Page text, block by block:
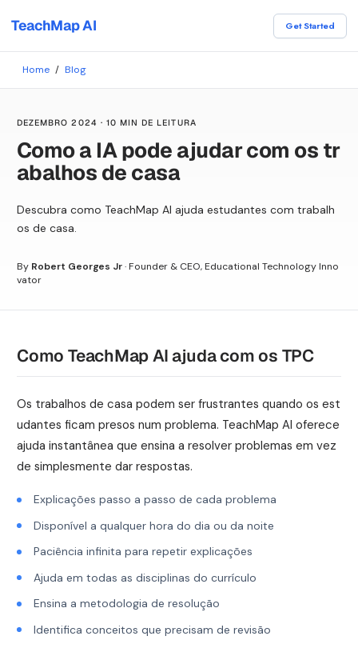
TeachMap AI Get Started
Home / Blog
DEZEMBRO 2024 · 10 MIN DE LEITURA
Como a IA pode ajudar com os tr
abalhos de casa
Descubra como TeachMap AI ajuda estudantes com trabalh
os de casa.
By Robert Georges Jr·Founder & CEO, Educational Technology Inno
vator
Como TeachMap AI ajuda com os TPC
Os trabalhos de casa podem ser frustrantes quando os est
udantes ficam presos num problema. TeachMap AI oferece
ajuda instantânea que ensina a resolver problemas em vez
de simplesmente dar respostas.
Explicações passo a passo de cada problema
Disponível a qualquer hora do dia ou da noite
Paciência infinita para repetir explicações
Ajuda em todas as disciplinas do currículo
Ensina a metodologia de resolução
Identifica conceitos que precisam de revisão